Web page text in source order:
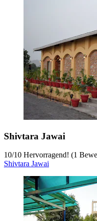
Shivtara Jawai
10/10 Hervorragend! (1
Shivtara Jawai